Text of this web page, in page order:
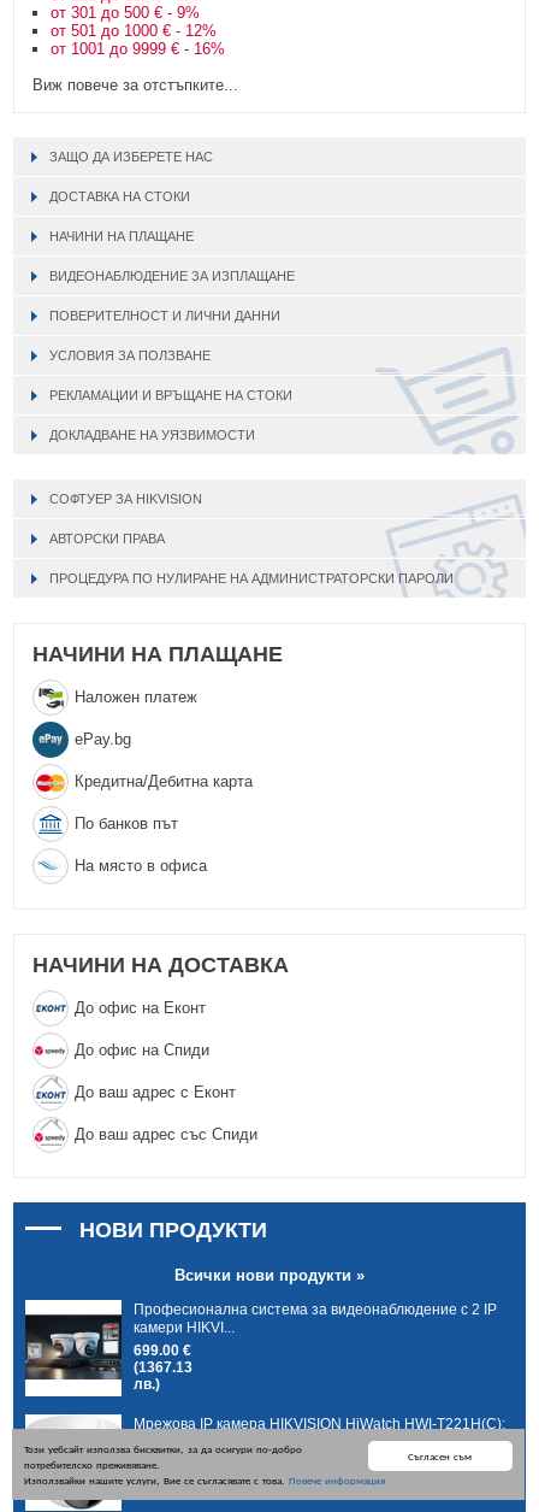
Съгласен съм
Този уебсайт използва бисквитки, за да осигури по-добро
потребителско преживяване.
Използвайки нашите услуги, Вие се съгласявате с това. Повече информация
от 301 до 500 € - 9%
от 501 до 1000 € - 12%
от 1001 до 9999 € - 16%
Виж повече за отстъпките...
ЗАЩО ДА ИЗБЕРЕТЕ НАС
ДОСТАВКА НА СТОКИ
НАЧИНИ НА ПЛАЩАНЕ
ВИДЕОНАБЛЮДЕНИЕ ЗА ИЗПЛАЩАНЕ
ПОВЕРИТЕЛНОСТ И ЛИЧНИ ДАННИ
УСЛОВИЯ ЗА ПОЛЗВАНЕ
РЕКЛАМАЦИИ И ВРЪЩАНЕ НА СТОКИ
ДОКЛАДВАНЕ НА УЯЗВИМОСТИ
СОФТУЕР ЗА HIKVISION
АВТОРСКИ ПРАВА
ПРОЦЕДУРА ПО НУЛИРАНЕ НА АДМИНИСТРАТОРСКИ ПАРОЛИ
НАЧИНИ НА ПЛАЩАНЕ
Наложен платеж
еPay.bg
Кредитна/Дебитна карта
По банков път
На място в офиса
НАЧИНИ НА ДОСТАВКА
До офис на Еконт
До офис на Спиди
До ваш адрес с Еконт
До ваш адрес със Спиди
НОВИ ПРОДУКТИ
Всички нови продукти »
Професионална система за видеонаблюдение с 2 IP
камери HIKVI...
699.00 €
(1367.13
лв.)
Мрежова IP камера HIKVISION HiWatch HWI-T221H(C):
55.20 €
(107.96 лв.)